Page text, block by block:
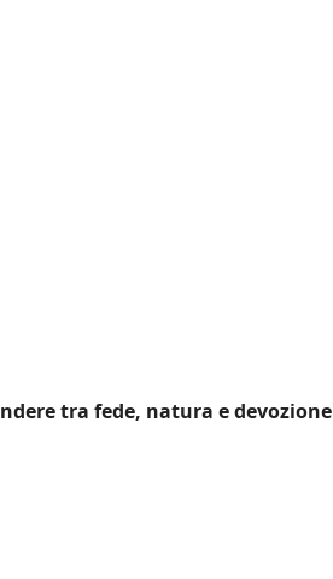
tra fede, natura e devozione